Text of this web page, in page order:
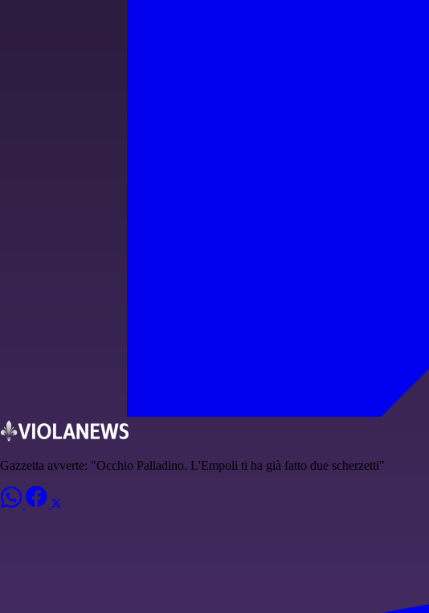
Gazzetta avverte: "Occhio Palladino. L'Empoli ti ha già fatto due scherzetti"